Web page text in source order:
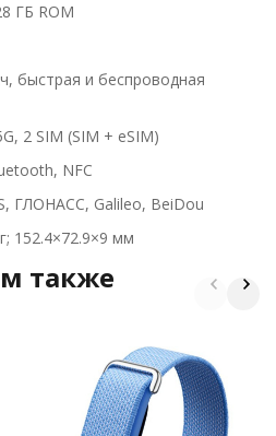
ГБ ROM
быстрая и беспроводная
2 SIM (SIM + eSIM)
NFC
ГЛОНАСС, Galileo, BeiDou
152.4×72.9×9 мм
также